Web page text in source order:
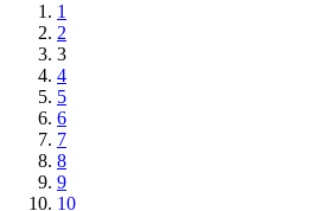
1
2
3
4
5
6
7
8
9
10